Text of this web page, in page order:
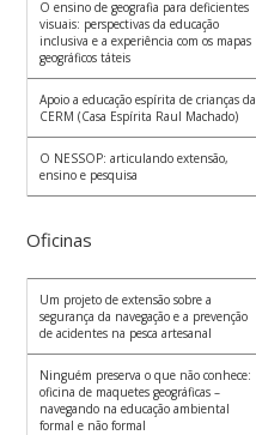
O ensino de geografia para deficientes
visuais: perspectivas da educação
inclusiva e a experiência com os mapas
geográficos táteis
Apoio a educação espírita de crianças da
CERM (Casa Espírita Raul Machado)
O NESSOP: articulando extensão,
ensino e pesquisa
Oficinas
Um projeto de extensão sobre a
segurança da navegação e a prevenção
de acidentes na pesca artesanal
Ninguém preserva o que não conhece:
oficina de maquetes geográficas –
navegando na educação ambiental
formal e não formal